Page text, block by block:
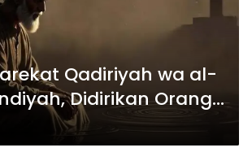
Qadiriyah wa al-
Didirikan Orang